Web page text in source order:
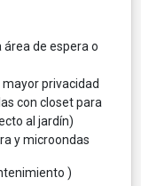
área de espera o
privacidad
con closet para
al jardín)
y microondas
)